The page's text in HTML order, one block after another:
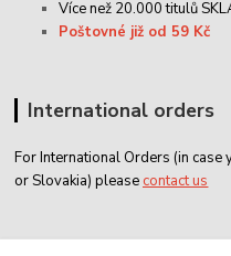
Více než 20.000 titulů
Poštovné již od 59 Kč
International orders
For International Orders (in
or Slovakia) please contact us